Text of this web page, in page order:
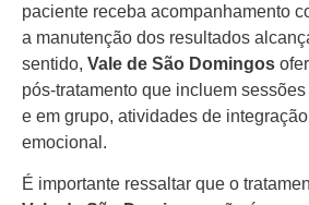
paciente receba acompanhamento
a manutenção dos resultados
sentido, Vale de São Domingos
pós-tratamento que incluem
e em grupo, atividades de
emocional.
É importante ressaltar que o